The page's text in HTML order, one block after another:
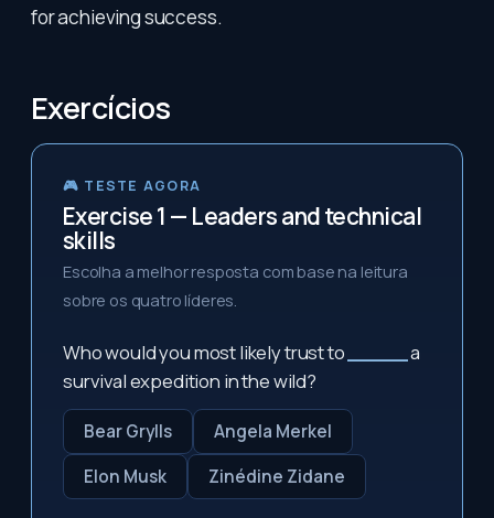
for achieving success.
Exercícios
🎮 TESTE AGORA
Exercise 1 — Leaders and technical
skills
Escolha a melhor resposta com base na leitura
sobre os quatro líderes.
Who would you most likely trust to
a
survival expedition in the wild?
Bear Grylls
Angela Merkel
Elon Musk
Zinédine Zidane